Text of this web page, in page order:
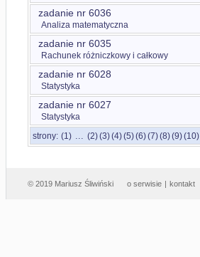
zadanie nr 6036
Analiza matematyczna
zadanie nr 6035
Rachunek różniczkowy i całkowy
zadanie nr 6028
Statystyka
zadanie nr 6027
Statystyka
strony: (1) ... (2)(3)(4)(5)(6)(7)(8)(9)(10)
© 2019 Mariusz Śliwiński o serwisie | kontakt